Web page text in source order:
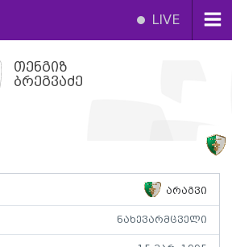
LIVE
თენგიზ
ბრეგვაძე
არაგვი
ნახევარმცველი